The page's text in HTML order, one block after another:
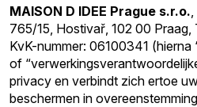
MAISON D IDEE Prague s.r.o.
765/15, Hostivař, 102 00 Praag,
KvK-nummer: 06100341 (hierna
of
privacy en verbindt zich ertoe
beschermen in